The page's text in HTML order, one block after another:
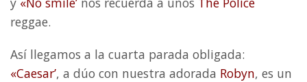
reggae.
Así llegamos a la cuarta parada obligada:
«Caesar’, a dúo con nuestra adorada Robyn, es un